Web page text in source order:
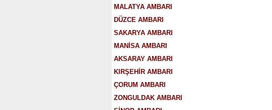
MALATYA AMBARI
DÜZCE AMBARI
SAKARYA AMBARI
MANİSA AMBARI
AKSARAY AMBARI
KIRŞEHİR AMBARI
ÇORUM AMBARI
ZONGULDAK AMBARI